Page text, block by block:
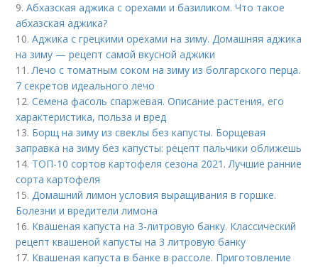
9.Абхазская аджика с орехами и базиликом. Что такое
абхазская аджика?
10.Аджика с грецкими орехами на зиму. Домашняя аджика
на зиму — рецепт самой вкусной аджики
11.Лечо с томатным соком на зиму из болгарского перца.
7 секретов идеального лечо
12.Семена фасоль спаржевая. Описание растения, его
характеристика, польза и вред
13. Борщ на зиму из свеклы без капусты. Борщевая
заправка на зиму без капусты: рецепт пальчики оближешь
14. ТОП-10 сортов картофеля сезона 2021. Лучшие ранние
сорта картофеля
15.Домашний лимон условия выращивания в горшке.
Болезни и вредители лимона
16. Квашеная капуста на 3-литровую банку. Классический
рецепт квашеной капусты на 3 литровую банку
17. Квашеная капуста в банке в рассоле. Приготовление